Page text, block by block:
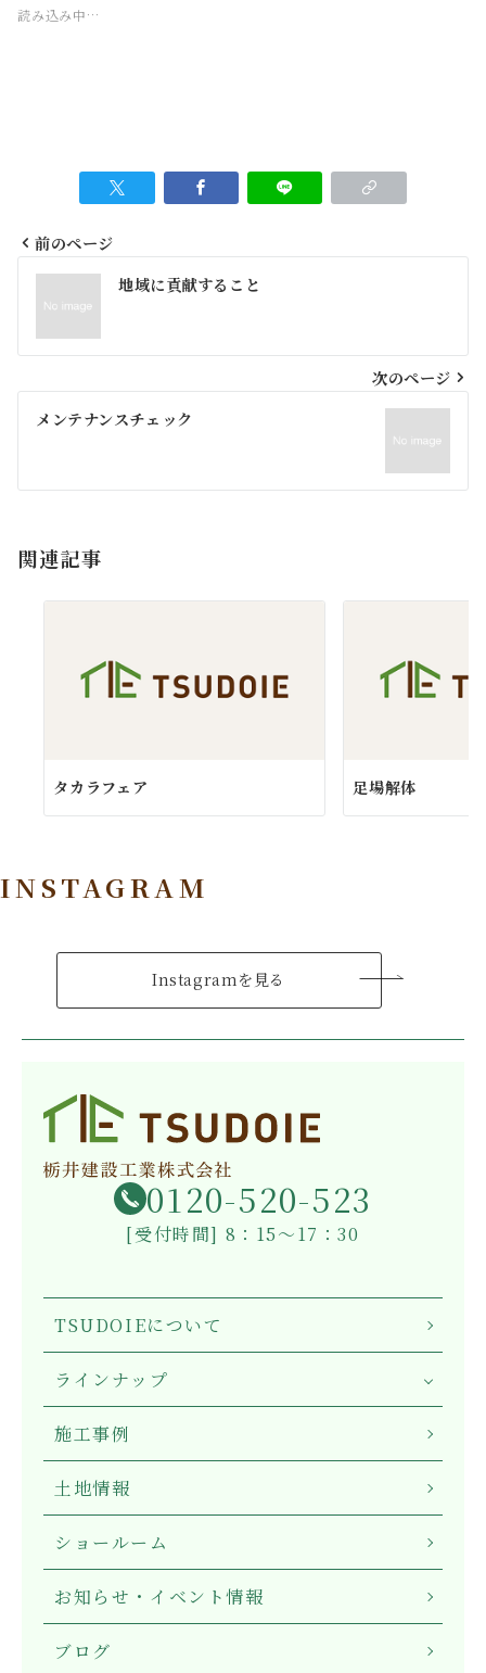
読み込み中…
投
ナ
ビ
ゲ
シ
ン
前のページ
地域に貢献すること
次のページ
メンテナンスチェック
関連記事
タカラフェア 足場解体
INSTAGRAM
Instagramを見る
0120-520-523
[受付時間] 8：15～17：30
TSUDOIEについて
ラインナップ
施工事例
土地情報
ショールーム
お知らせ・イベント情報
ブログ